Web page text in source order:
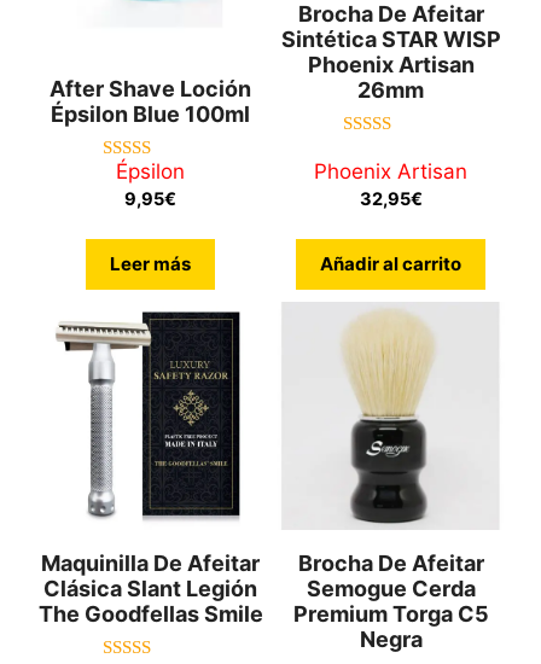
After Shave Loción
Épsilon Blue 100ml
5.00
de 5
Épsilon
9,95€
Leer más
Brocha De Afeitar
Sintética STAR WISP
Phoenix Artisan
26mm
de 5
Phoenix Artisan
32,95€
Añadir al carrito
Maquinilla De Afeitar
Clásica Slant Legión
The Goodfellas Smile
Brocha De Afeitar
Semogue Cerda
Premium Torga C5
Negra